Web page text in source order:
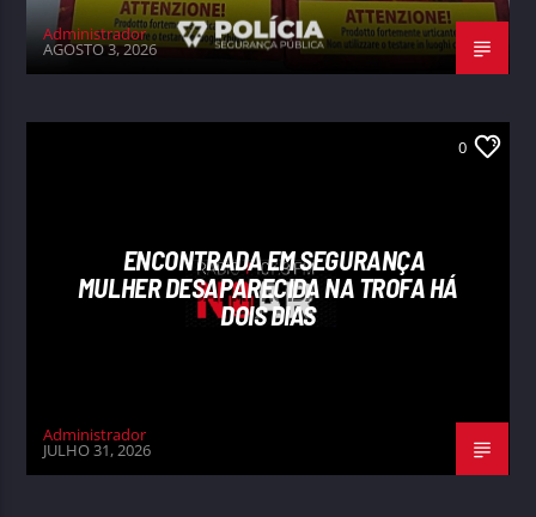
Administrador
AGOSTO 3, 2026
0
ENCONTRADA EM SEGURANÇA
MULHER DESAPARECIDA NA TROFA HÁ
DOIS DIAS
Administrador
JULHO 31, 2026